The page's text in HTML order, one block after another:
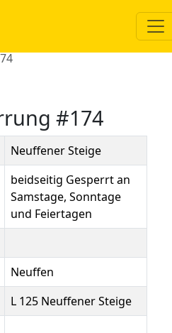
#174
Neuffener Steige
beidseitig Gesperrt an
Samstage, Sonntage
und Feiertagen
Neuffen
L 125 Neuffener Steige